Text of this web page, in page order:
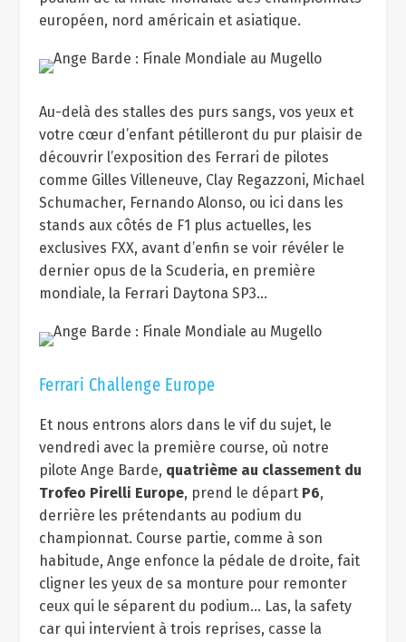
européen, nord américain et asiatique.
Au-delà des stalles des purs sangs, vos yeux et
votre cœur d’enfant pétilleront du pur plaisir de
découvrir l’exposition des Ferrari de pilotes
comme Gilles Villeneuve, Clay Regazzoni, Michael
Schumacher, Fernando Alonso, ou ici dans les
stands aux côtés de F1 plus actuelles, les
exclusives FXX, avant d’enfin se voir révéler le
dernier opus de la Scuderia, en première
mondiale, la Ferrari Daytona SP3…
Ferrari Challenge Europe
Et nous entrons alors dans le vif du sujet, le
vendredi avec la première course, où notre
pilote Ange Barde, quatrième au classement du
Trofeo Pirelli Europe, prend le départ P6,
derrière les prétendants au podium du
championnat. Course partie, comme à son
habitude, Ange enfonce la pédale de droite, fait
cligner les yeux de sa monture pour remonter
ceux qui le séparent du podium… Las, la safety
car qui intervient à trois reprises, casse la